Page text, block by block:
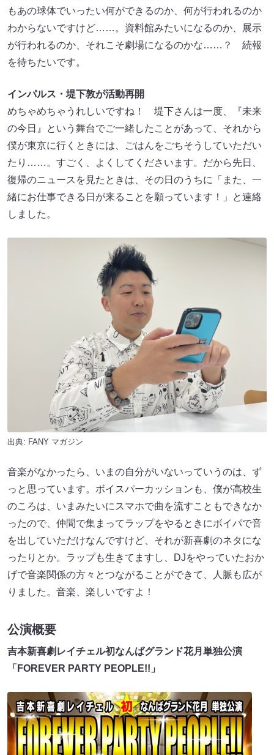
もあの球体でいったい何ができるのか、何が行われるのか
わからないですけど……。資料館みたいになるのか、展示
が行われるのか、それこそ劇場になるのかな……？ 続報
を待ちたいです。
インパルス・堤下敦が活動再開
めちゃめちゃうれしいですね！ 堤下さんは一度、『未来
の今日』という舞台でご一緒したことがあって、それから
僕が東京に行くときには、ごはんをごちそうしていただい
たり……。すごく、よくしてくださいます。だから先日、
復帰のニュースを見たときは、その日のうちに「また、一
緒にお仕事できる日が来ることを願っています！」と連絡
しました。
出典: FANY マガジン
音楽がなかったら、いまの自分がいないっていうのは、ず
っと思っています。ボイスパーカッションも、僕が高校生
のころは、いまみたいにスマホで曲を流すこともできなか
ったので、仲間で集まってラップをやるときにボイパで音
を出していただけなんですけど、それが新喜劇のネタにな
ったりとか。ラップも生きてますし、DJをやっていたおか
げで音楽関係の方々とつながることができて、人脈も広が
りました。音楽、楽しいですよ！
公演概要
吉本新喜劇レイチェル初なんばグランド花月単独公演
「FOREVER PARTY PEOPLE!!」